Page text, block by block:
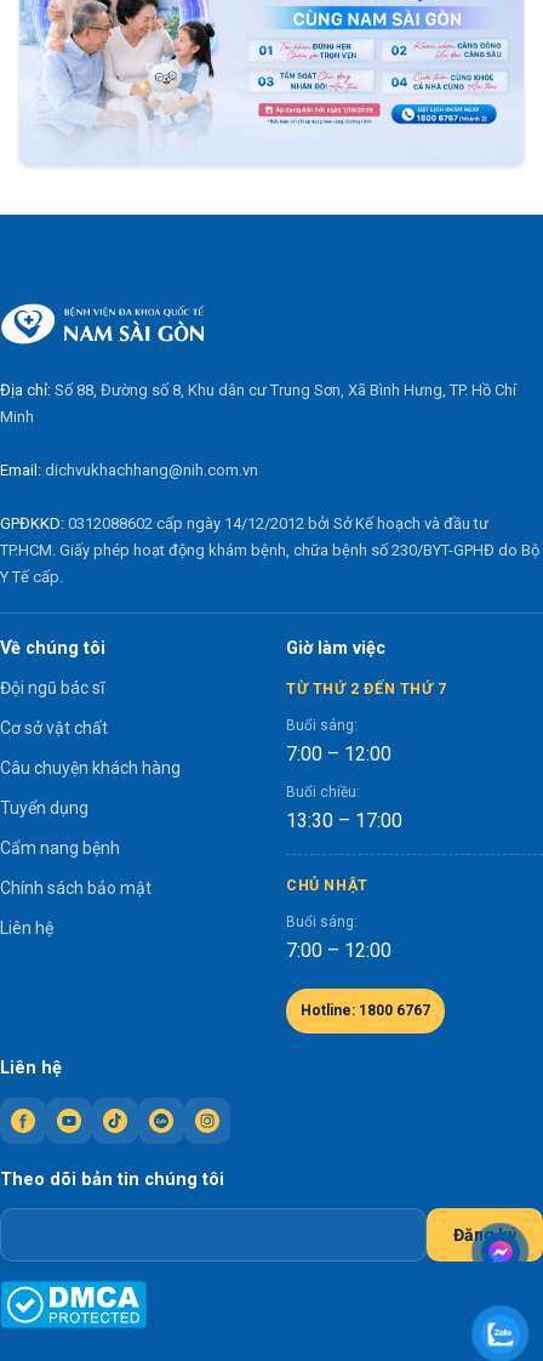
Địa chỉ: Số 88, Đường số 8, Khu dân cư Trung Sơn, Xã Bình Hưng, TP. Hồ Chí
Minh
Email: dichvukhachhang@nih.com.vn
GPĐKKD: 0312088602 cấp ngày 14/12/2012 bởi Sở Kế hoạch và đầu tư
TP.HCM. Giấy phép hoạt động khám bệnh, chữa bệnh số 230/BYT-GPHĐ do Bộ
Y Tế cấp.
Liên hệ
Về chúng tôi
Đội ngũ bác sĩ
Cơ sở vật chất
Câu chuyện khách hàng
Tuyển dụng
Cẩm nang bệnh
Chính sách bảo mật
Liên hệ
Giờ làm việc
TỪ THỨ 2 ĐẾN THỨ 7
Buổi sáng:
7:00 – 12:00
Buổi chiều:
13:30 – 17:00
CHỦ NHẬT
Buổi sáng:
7:00 – 12:00
Hotline: 1800 6767
Theo dõi bản tin chúng tôi
Đăng ký